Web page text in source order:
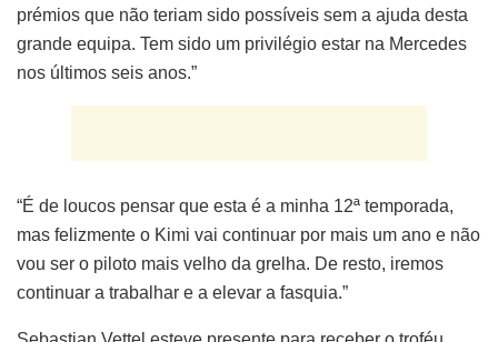
prémios que não teriam sido possíveis sem a ajuda desta
grande equipa. Tem sido um privilégio estar na Mercedes
nos últimos seis anos.”
“É de loucos pensar que esta é a minha 12ª temporada,
mas felizmente o Kimi vai continuar por mais um ano e não
vou ser o piloto mais velho da grelha. De resto, iremos
continuar a trabalhar e a elevar a fasquia.”